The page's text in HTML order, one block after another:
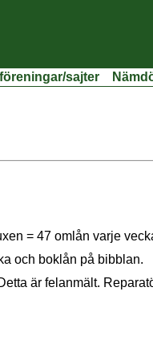
sajter
= 47 omlån varje
och boklån på bibblan.
är felanmält.